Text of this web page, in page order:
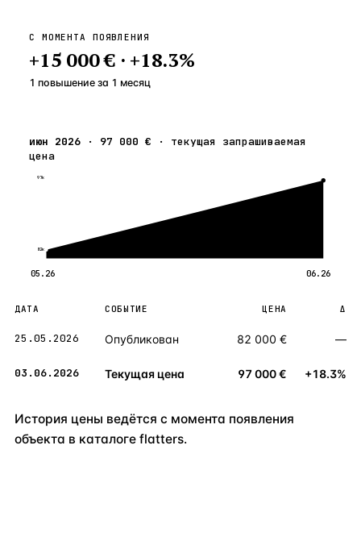
С МОМЕНТА ПОЯВЛЕНИЯ
+15 000 €· +18.3%
1 повышение за 1 месяц
июн 2026 · 97 000 € · текущая запрашиваемая
цена
97к
82к
05.26 06.26
ДАТА СОБЫТИЕ ЦЕНА Δ
25.05.2026 Опубликован 82 000 € —
03.06.2026 Текущая цена 97 000 € +18.3%
История цены ведётся с момента появления
объекта в каталоге flatters.